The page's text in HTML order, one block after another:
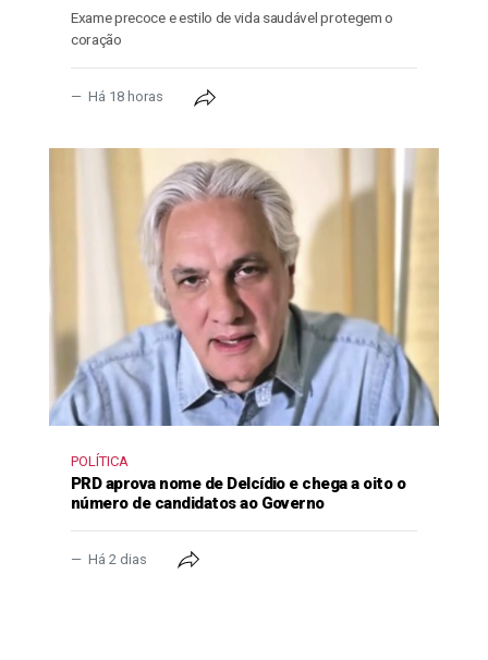
Exame precoce e estilo de vida saudável protegem o
coração
Há 18 horas
POLÍTICA
PRD aprova nome de Delcídio e chega a oito o
número de candidatos ao Governo
Há 2 dias